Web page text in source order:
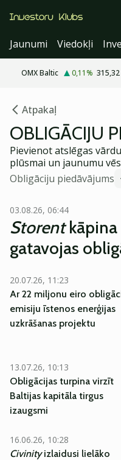
Jaunumi
Viedokļi
OMX Baltic 0,11% 315,32
Atpakaļ
OBLIGĀCIJU
Pievienot atslēgas
plūsmai un jaunumu
Obligāciju piedāvājums
03.08.26, 06:44
Storentkāpina
gatavojas
20.07.26, 11:23
Ar 22 miljonu eiro
emisiju īstenos enerģijas
uzkrāšanas projektu
13.07.26, 10:13
Obligācijas turpina virzīt
Baltijas kapitāla tirgus
izaugsmi
16.06.26, 10:28
Civinityizlaidusi lielāko